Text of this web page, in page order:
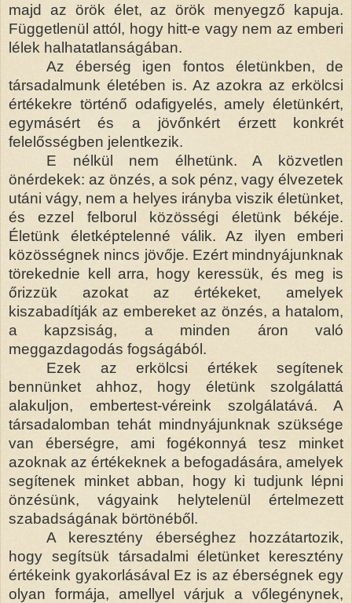
majd az örök élet, az örök menyegző kapuja.
Függetlenül attól, hogy hitt-e vagy nem az emberi
lélek halhatatlanságában.
Az éberség igen fontos életünkben, de
társadalmunk életében is. Az azokra az erkölcsi
értékekre történő odafigyelés, amely életünkért,
egymásért és a jövőnkért érzett konkrét
felelősségben jelentkezik.
E nélkül nem élhetünk. A közvetlen
önérdekek: az önzés, a sok pénz, vagy élvezetek
utáni vágy, nem a helyes irányba viszik életünket,
és ezzel felborul közösségi életünk békéje.
Életünk életképtelenné válik. Az ilyen emberi
közösségnek nincs jövője. Ezért mindnyájunknak
törekednie kell arra, hogy keressük, és meg is
őrizzük azokat az értékeket, amelyek
kiszabadítják az embereket az önzés, a hatalom,
a kapzsiság, a minden áron való
meggazdagodás fogságából.
Ezek az erkölcsi értékek segítenek
bennünket ahhoz, hogy életünk szolgálattá
alakuljon, embertest-véreink szolgálatává. A
társadalomban tehát mindnyájunknak szüksége
van éberségre, ami fogékonnyá tesz minket
azoknak az értékeknek a befogadására, amelyek
segítenek minket abban, hogy ki tudjunk lépni
önzésünk, vágyaink helytelenül értelmezett
szabadságának börtönéből.
A keresztény éberséghez hozzátartozik,
hogy segítsük társadalmi életünket keresztény
értékeink gyakorlásával Ez is az éberségnek egy
olyan formája, amellyel várjuk a vőlegénynek,